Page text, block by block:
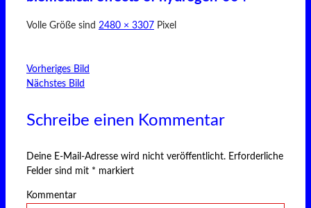
Volle Größe sind 2480 × 3307 Pixel
Vorheriges Bild
Nächstes Bild
Schreibe einen Kommentar
Deine E-Mail-Adresse wird nicht veröffentlicht. Erforderliche
Felder sind mit * markiert
Kommentar